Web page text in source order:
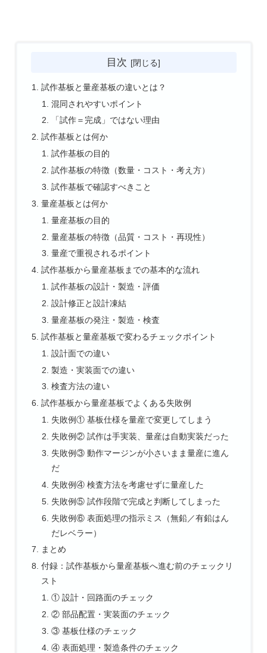
目次
試作基板と量産基板の違いとは？
混同されやすいポイント
「試作＝完成」ではない理由
試作基板とは何か
試作基板の目的
試作基板の特徴（数量・コスト・考え方）
試作基板で確認すべきこと
量産基板とは何か
量産基板の目的
量産基板の特徴（品質・コスト・再現性）
量産で重視されるポイント
試作基板から量産基板までの基本的な流れ
試作基板の設計・製造・評価
設計修正と設計凍結
量産基板の発注・製造・検査
試作基板と量産基板で変わるチェックポイント
設計面での違い
製造・実装面での違い
検査方法の違い
試作基板から量産基板でよくある失敗例
失敗例① 基板仕様を量産で変更してしまう
失敗例② 試作は手実装、量産は自動実装だった
失敗例③ 動作マージンが小さいまま量産に進ん
だ
失敗例④ 検査方法を考慮せずに量産した
失敗例⑤ 試作段階で完成と判断してしまった
失敗例⑥ 表面処理の指示ミス（無鉛／有鉛はん
だレベラー）
まとめ
付録：試作基板から量産基板へ進む前のチェックリ
スト
① 設計・回路面のチェック
② 部品配置・実装面のチェック
③ 基板仕様のチェック
④ 表面処理・製造条件のチェック